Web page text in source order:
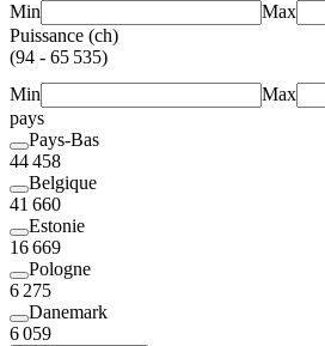
Min
Max
Puissance (ch)
(94 - 65 535)
Min
Max
pays
Pays-Bas
44 458
Belgique
41 660
Estonie
16 669
Pologne
6 275
Danemark
6 059